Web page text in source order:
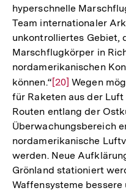
hyperschnelle
Team internationaler
unkontrolliertes Gebiet,
Marschflugkörper in
nordamerikanischen
können.“Zur
Auflösung
der
Fußnote
[20] Wegen
für Raketen aus der
Routen entlang der
Überwachungsbereich
nordamerikanische
werden. Neue
Grönland stationiert
Waffensysteme